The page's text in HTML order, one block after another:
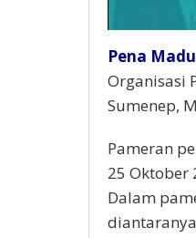
Pena
Organisasi
Sumenep,
Pameran
25 Oktober
Dalam